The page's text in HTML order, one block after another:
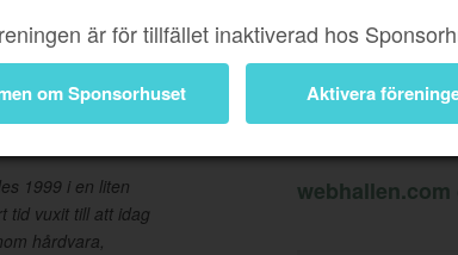
är för tillfället inaktiverad hos
om Sponsorhuset Aktivera
1999 i en liten
tid vuxit till att idag
hårdvara,
Information